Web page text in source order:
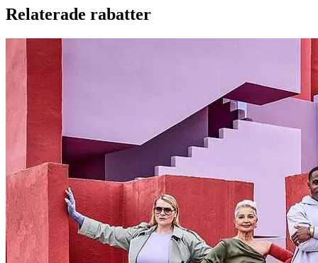
Relaterade rabatter